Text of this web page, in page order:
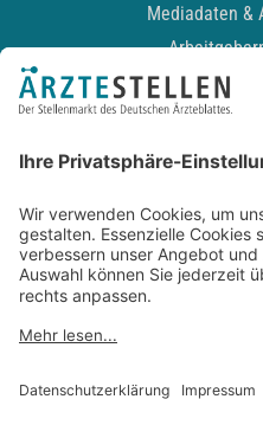
Mediadaten &